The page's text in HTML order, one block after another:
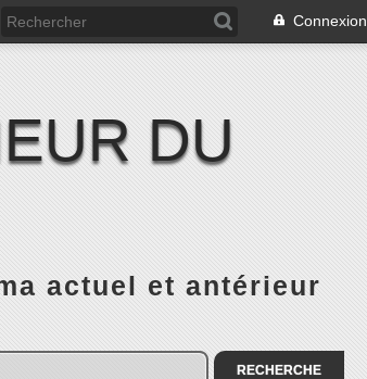
Connexion
DU
actuel et antérieur